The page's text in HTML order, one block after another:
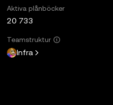
Aktiva plånböcker
20 733
Teamstruktur
Infra